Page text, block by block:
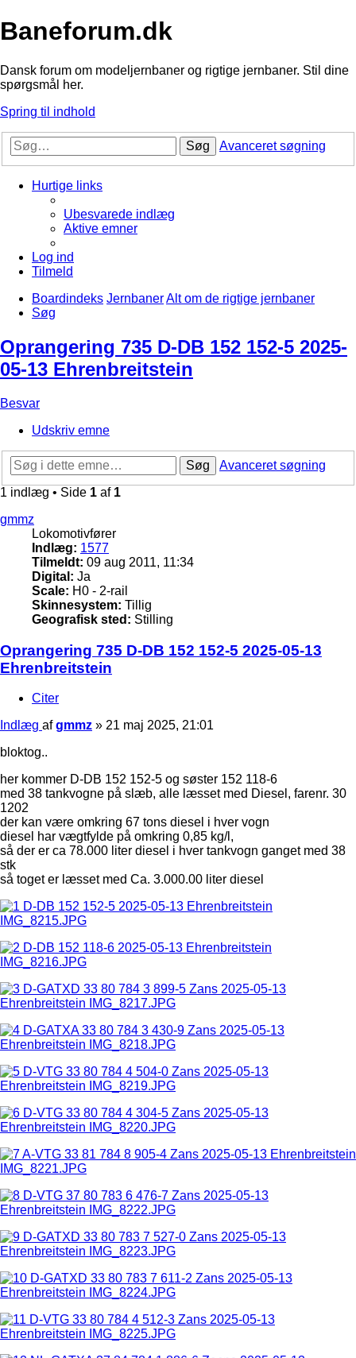
Baneforum.dk
Dansk forum om modeljernbaner og rigtige jernbaner. Stil dine
spørgsmål her.
Spring til indhold
Søg Avanceret søgning
Hurtige links
Ubesvarede indlæg
Aktive emner
Log ind
Tilmeld
Boardindeks JernbanerAlt om de rigtige jernbaner
Søg
Oprangering 735 D-DB 152 152-5 2025-
05-13 Ehrenbreitstein
Besvar
Udskriv emne
Søg
Avanceret søgning
1 indlæg • Side 1 af 1
gmmz
Lokomotivfører
Indlæg: 1577
Tilmeldt: 09 aug 2011, 11:34
Digital: Ja
Scale: H0 - 2-rail
Skinnesystem: Tillig
Geografisk sted: Stilling
Oprangering 735 D-DB 152 152-5 2025-05-13
Ehrenbreitstein
Citer
Indlæg afgmmz » 21 maj 2025, 21:01
bloktog..
her kommer D-DB 152 152-5 og søster 152 118-6
med 38 tankvogne på slæb, alle læsset med Diesel, farenr. 30
1202
der kan være omkring 67 tons diesel i hver vogn
diesel har vægtfylde på omkring 0,85 kg/l,
så der er ca 78.000 liter diesel i hver tankvogn ganget med 38
stk
så toget er læsset med Ca. 3.000.00 liter diesel